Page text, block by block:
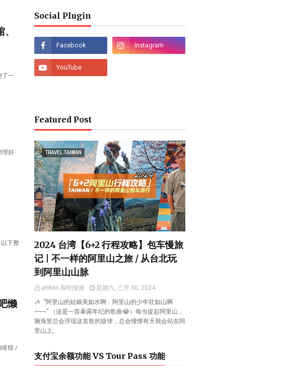
了一
理好
下整
懒
啡馆 /
Social Plugin
Featured Post
TRAVEL TAIWAN
2024 台湾【6+2 行程攻略】包车慢旅
记 | 不一样的阿里山之旅 / 从台北玩
到阿里山山脉
ahKen 探吃慢旅
星期六, 三月 30, 2024
🎶 “阿里山的姑娘美如水啊，阿里山的少年壮如山啊
~~~” （这是一首暴露年纪的歌曲😂）每当提起阿里山，
脑海里总会浮现这首歌的旋律，总会憧憬有天我会站在阿
里山上。
支付宝余额功能 VS Tour Pass 功能